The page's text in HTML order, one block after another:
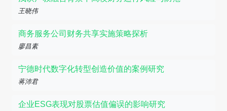
王晓伟
商务服务公司财务共享实施策略探析
廖昌素
宁德时代数字化转型创造价值的案例研究
蒋沛君
企业ESG表现对股票估值偏误的影响研究